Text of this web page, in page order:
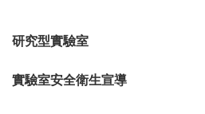
研究型實驗室
實驗室安全衛生宣導